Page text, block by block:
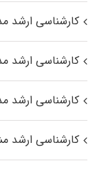
کارشناسی ارشد
کارشناسی ارشد
کارشناسی ارشد
کارشناسی ارشد